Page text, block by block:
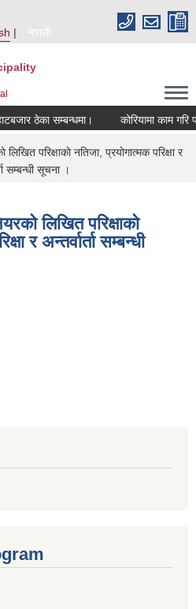
नेपाली
ठेका सम्बन्धमा। कोरियामा काम गरि
परिक्षाकाे नतिजा, प्रयाेगात्मक परिक्षा र
सम्बन्धी सूचना ।
लिखित परिक्षाकाे
र अन्तर्वार्ता सम्बन्धी